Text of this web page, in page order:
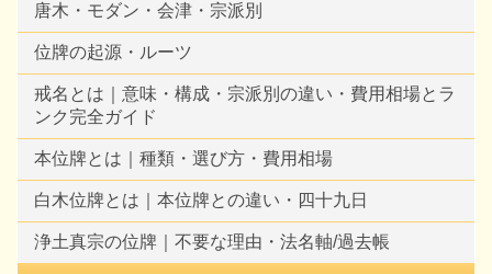
唐木・モダン・会津・宗派別
位牌の起源・ルーツ
戒名とは｜意味・構成・宗派別の違い・費用相場とラ
ンク完全ガイド
本位牌とは｜種類・選び方・費用相場
白木位牌とは｜本位牌との違い・四十九日
浄土真宗の位牌｜不要な理由・法名軸/過去帳